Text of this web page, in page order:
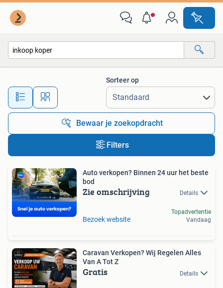
Alle afstanden…
Sorteer op
Bewaar je zoekopdracht
Filters
Auto verkopen? Binnen 24 uur het beste
bod
Zie omschrijving Details
Bezoek website
Topadvertentie
Vandaag
Caravan Verkopen? Wij Regelen Alles
Van A Tot Z
Gratis Details